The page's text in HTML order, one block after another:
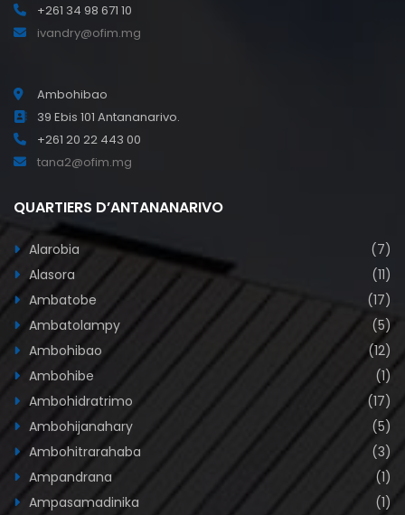
+261 34 98 671 10
ivandry@ofim.mg
Ambohibao
39 Ebis 101 Antananarivo.
+261 20 22 443 00
tana2@ofim.mg
QUARTIERS D’ANTANANARIVO
Alarobia
(7)
Alasora
(11)
Ambatobe
(17)
Ambatolampy
(5)
Ambohibao
(12)
Ambohibe
(1)
Ambohidratrimo
(17)
Ambohijanahary
(5)
Ambohitrarahaba
(3)
Ampandrana
(1)
Ampasamadinika
(1)